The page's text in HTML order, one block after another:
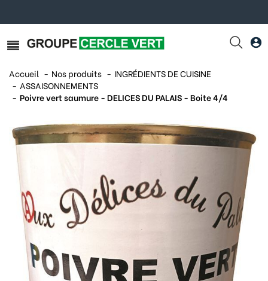
Accueil Nos produits
INGRÉDIENTS DE CUISINE
ASSAISONNEMENTS
Poivre vert saumure - DELICES DU PALAIS - Boite 4/4